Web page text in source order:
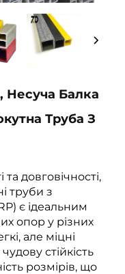
Несуча Балка
Труба З
довговічності,
труби з
є ідеальним
опор у різних
але міцні
стійкість
розмірів, що